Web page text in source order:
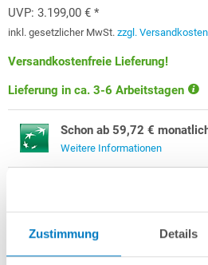
Zustimmung Details
UVP: 3.199,00 € *
inkl. gesetzlicher MwSt. zzgl.
Versandkostenfreie Lieferung!
Lieferung in ca. 3-6 Arbeitstagen
Schon ab 59,72 €
Weitere Informationen
Stahlwand-RundbeckenPOOLSANAHQ-